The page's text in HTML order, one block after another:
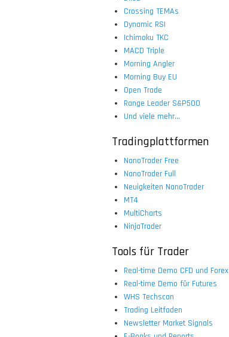
Crossing TEMAs
Dynamic RSI
Ichimoku TKC
MACD Triple
Morning Angler
Morning Buy EU
Open Trade
Range Leader S&P500
Und viele mehr...
Tradingplattformen
NanoTrader Free
NanoTrader Full
Neuigkeiten NanoTrader
MT4
MultiCharts
NinjaTrader
Tools für Trader
Real-time Demo CFD und Forex
Real-time Demo für Futures
WHS Techscan
Trading Leitfaden
Newsletter Market Signals